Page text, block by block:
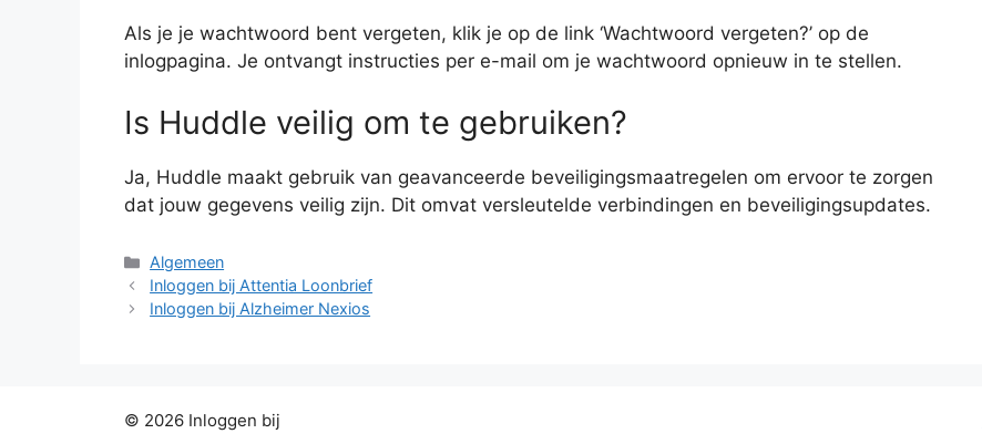
Als je je wachtwoord bent vergeten, klik je op de link ‘Wachtwoord vergeten?’ op de
inlogpagina. Je ontvangt instructies per e-mail om je wachtwoord opnieuw in te stellen.
Is Huddle veilig om te gebruiken?
Ja, Huddle maakt gebruik van geavanceerde beveiligingsmaatregelen om ervoor te zorgen
dat jouw gegevens veilig zijn. Dit omvat versleutelde verbindingen en beveiligingsupdates.
Categorieën
Algemeen
Inloggen bij Attentia Loonbrief
Inloggen bij Alzheimer Nexios
© 2026 Inloggen bij